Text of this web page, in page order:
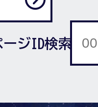
ージID検索